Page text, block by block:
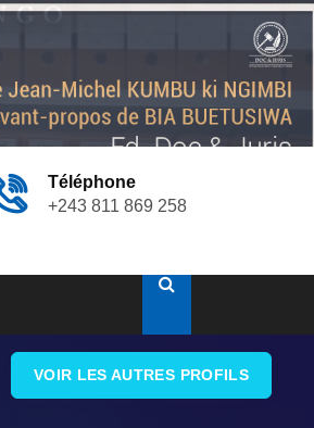
Téléphone
+243 811 869 258
VOIR LES AUTRES PROFILS